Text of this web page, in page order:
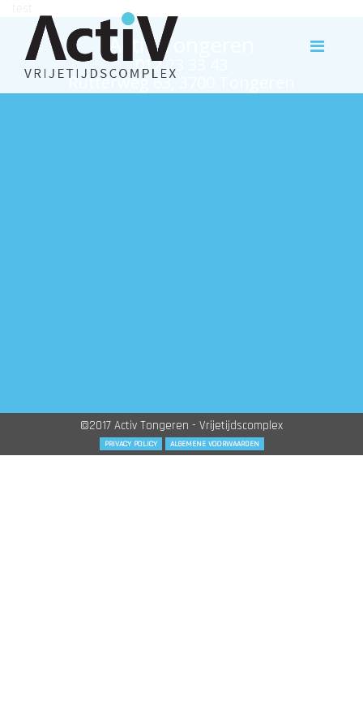
Activ Tongeren
012 23 33 43
Rutterweg 63, 3700 Tongeren
©2017 Activ Tongeren - Vrijetijdscomplex
PRIVACY POLICY ALGEMENE VOORWAARDEN